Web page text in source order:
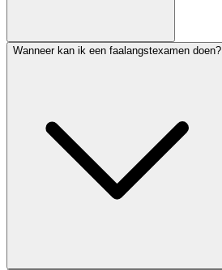
Wanneer kan ik een faalangstexamen doen?